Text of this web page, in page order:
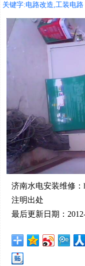
关键字:电路改造,工装电
济南水电安装维修：
注明出处
最后更新日期：